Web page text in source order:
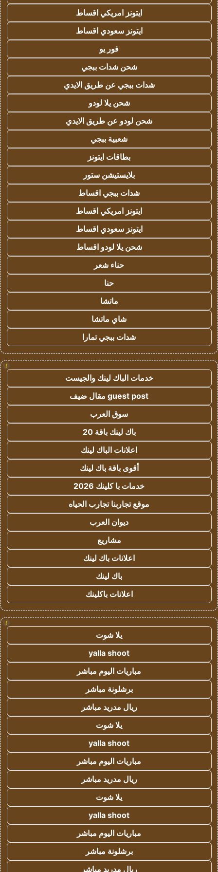
ايتونز امريكي اقساط
ايتونز سعودي اقساط
فور يو
شحن شدات ببجي
شدات ببجي عن طريق الايدي
شحن يلا لودو
شحن لودو عن طريق الايدي
شعبية ببجي
بطاقات ايتونز
بلايستيشن ستور
شدات ببجي اقساط
ايتونز امريكي اقساط
ايتونز سعودي اقساط
شحن يلا لودو اقساط
حناء شعر
حنا
ماتشا
شاي ماتشا
شدات ببجي تمارا
!
خدمات الباك لينك والجيست
guest post مقال ضيف
سوق العرب
باك لينك باقة 20
اعلانات الباك لينك
أقوى باقة باك لينك
خدمات با كلينك 2026
موقع تجاربنا تجارب الحياه
ديوان العرب
مشاريع
اعلانات باك لينك
باك لينك
اعلانات باكلينك
!
يلا شوت
yalla shoot
مباريات اليوم مباشر
برشلونة مباشر
ريال مدريد مباشر
يلا شوت
yalla shoot
مباريات اليوم مباشر
ريال مدريد مباشر
يلا شوت
yalla shoot
مباريات اليوم مباشر
برشلونة مباشر
ريال مدريد مباشر